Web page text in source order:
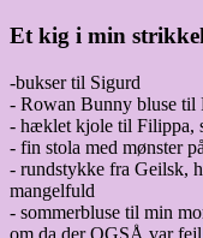
Et kig i min
-bukser til Sigurd
- Rowan Bunny bluse til
- hæklet kjole til Filippa,
- fin stola med mønster
- rundstykke fra Geilsk,
mangelfuld
- sommerbluse til min
om da der OGSÅ var